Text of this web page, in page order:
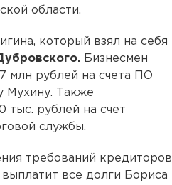
области.
который взял на себя
Бизнесмен
млн рублей на счета ПО
Мухину. Также
тыс. рублей на счет
службы.
требований кредиторов
все долги Бориса